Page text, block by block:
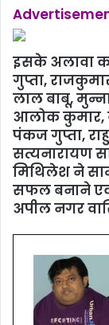
इसके अलावा
गुप्ता,
लाल बाबू,
आलोक कुमार,
पंकज गुप्ता,
सत्यनारायण
मिथिलेश ने
सफल बनाने
अपील नगर